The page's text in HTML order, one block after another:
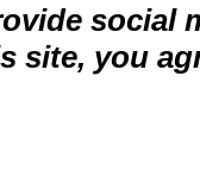
social
site, you